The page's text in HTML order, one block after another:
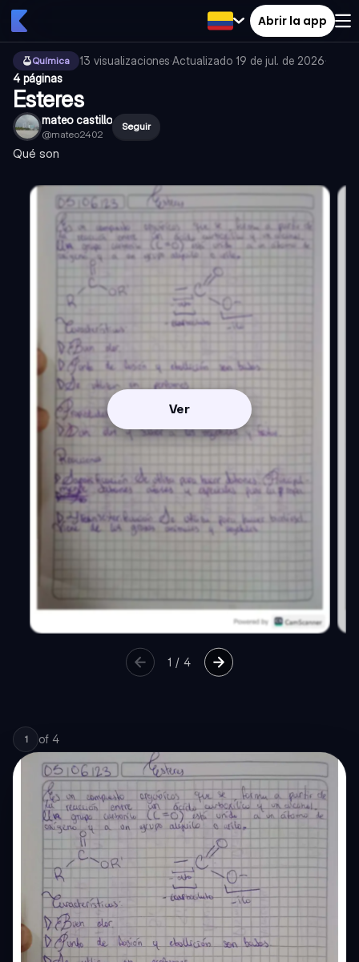
Abrir la app
Química 13 visualizaciones·Actualizado 19 de jul. de 2026·
4 páginas
Esteres
mateo castillo
@mateo2402
Seguir
Qué son
Ver
1 /4
1 of 4